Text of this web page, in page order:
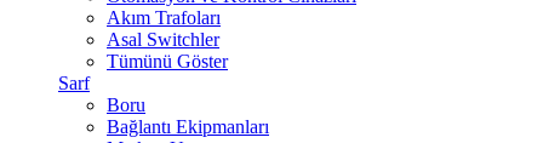
Akım Trafoları
Asal Switchler
Tümünü Göster
Sarf
Boru
Bağlantı Ekipmanları